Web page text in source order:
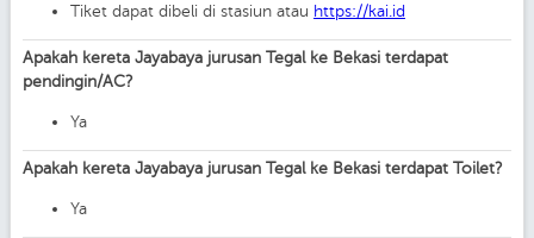
Tiket dapat dibeli di stasiun atau https://kai.id
Apakah kereta Jayabaya jurusan Tegal ke Bekasi terdapat
pendingin/AC?
Ya
Apakah kereta Jayabaya jurusan Tegal ke Bekasi terdapat Toilet?
Ya